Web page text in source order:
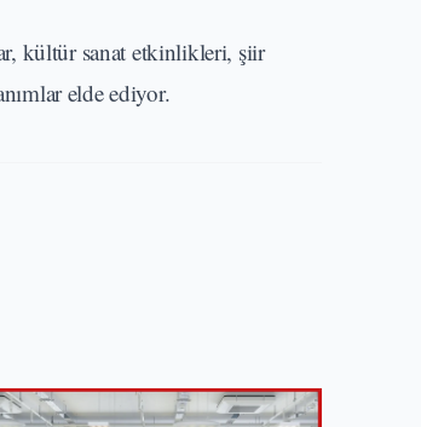
kültür sanat etkinlikleri, şiir
elde ediyor.